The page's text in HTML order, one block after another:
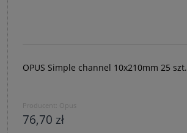
OPUS Simple channel 10x210mm 25 szt.
Producent: Opus
76,70 zł